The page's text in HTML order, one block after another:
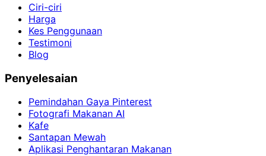
Ciri-ciri
Harga
Kes Penggunaan
Testimoni
Blog
Penyelesaian
Pemindahan Gaya Pinterest
Fotografi Makanan AI
Kafe
Santapan Mewah
Aplikasi Penghantaran Makanan